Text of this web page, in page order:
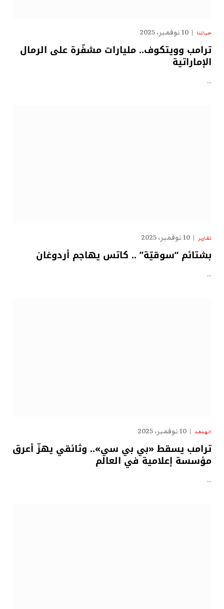
حياتنا 10 نوفمبر، 2025
ترامب وويتكوف.. مليارات مشفّرة على الرمال
الإماراتية
…
تقارير 10 نوفمبر، 2025
بشتائم “سوقيّة” .. كاتس يهاجم أردوغان
…
الهدهد 10 نوفمبر، 2025
ترامب يسقط «بي بي سي».. وثائقي يهزّ أعرق
مؤسسة إعلامية في العالم
…